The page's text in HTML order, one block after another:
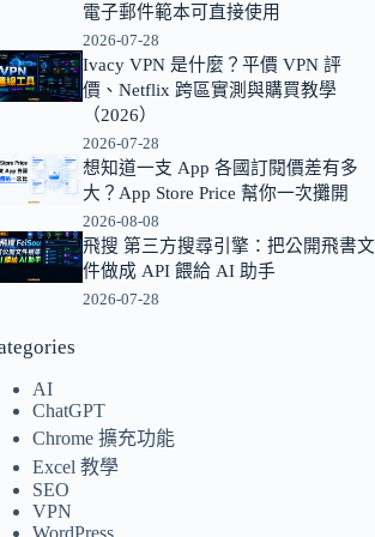
電子郵件範本可直接使用
2026-07-28
Ivacy VPN 是什麼？平價 VPN 評
價、Netflix 跨區實測與購買教學
（2026）
2026-07-28
想知道一支 App 各國訂閱價差有多
大？App Store Price 幫你一次攤開
2026-08-08
飛搜 第三方搜尋引擎：把公開飛書文
件做成 API 餵給 AI 助手
2026-07-28
AI
ChatGPT
Chrome 擴充功能
Excel 教學
SEO
VPN
WordPress